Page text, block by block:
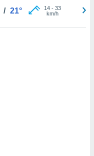
/ 21° 14- 33
km/h